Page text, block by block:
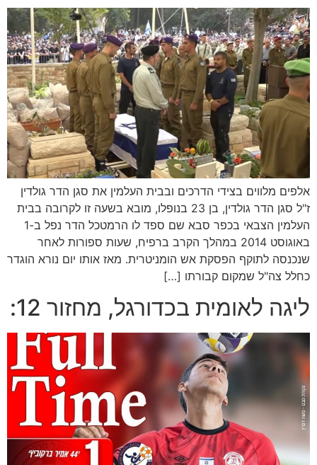
אלפים מלווים בצידי הדרכים ובבית העלמין את סגן הדר גולדין
ז"ל סגן הדר גולדין, בן 23 בנופלו, מובא בשעה זו לקרובה בבית
העלמין הצבאי בכפר סבא שם ספד לו הרמטכל הדר נפל ב-1
באוגוסט 2014 במהלך הקרב ברפיח, שעות ספורות לאחר
שנכנסה לתוקף הפסקת אש הומניטרית. מאז אותו יום נורא הוגדר
כחלל צה"ל שמקום קבורתו […]
ליגה לאומית בכדורגל, מחזור 12: